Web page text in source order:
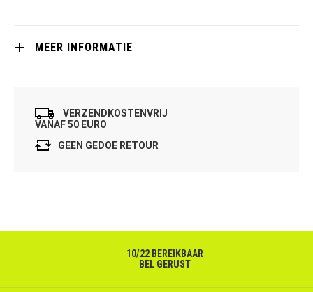
MEER INFORMATIE
VERZENDKOSTENVRIJ
VANAF 50 EURO
GEEN GEDOE RETOUR
10/22 BEREIKBAAR
BEL GERUST